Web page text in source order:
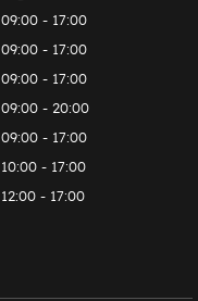
09:00 - 17:00
09:00 - 17:00
09:00 - 17:00
09:00 - 20:00
09:00 - 17:00
10:00 - 17:00
12:00 - 17:00